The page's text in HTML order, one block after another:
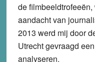
de
aandacht van
2013 werd mij door
Utrecht gevraagd
analyseren.